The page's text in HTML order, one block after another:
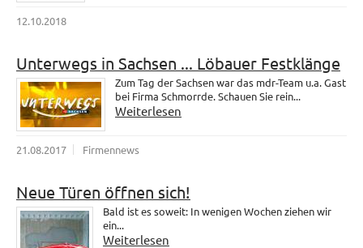
12.10.2018
Unterwegs in Sachsen ... Löbauer Festklänge
Zum Tag der Sachsen war das mdr-Team u.a. Gast
bei Firma Schmorrde. Schauen Sie rein...
Weiterlesen
21.08.2017 Firmennews
Neue Türen öffnen sich!
Bald ist es soweit: In wenigen Wochen ziehen wir
ein...
Weiterlesen